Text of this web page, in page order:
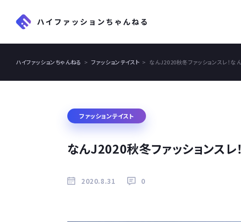
ハイファッションちゃんねる ファッションテイスト なんJ2020秋冬ファッションスレ！な
ファッションテイスト
なんJ2020秋冬ファッションスレ
2020.8.31 0